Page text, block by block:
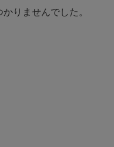
りませんでした。